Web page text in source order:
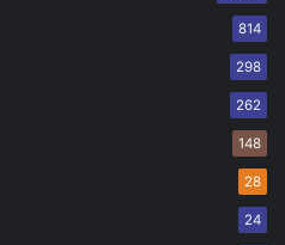
814
298
262
148
28
24